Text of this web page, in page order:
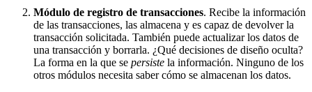
Módulo de registro de transacciones. Recibe la información
de las transacciones, las almacena y es capaz de devolver la
transacción solicitada. También puede actualizar los datos de
una transacción y borrarla. ¿Qué decisiones de diseño oculta?
La forma en la que se persiste la información. Ninguno de los
otros módulos necesita saber cómo se almacenan los datos.